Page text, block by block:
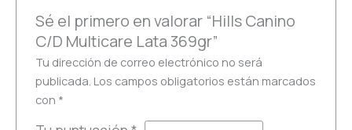
Sé el primero en valorar “Hills Canino
C/D Multicare Lata 369gr”
Tu dirección de correo electrónico no será
publicada. Los campos obligatorios están marcados
con *